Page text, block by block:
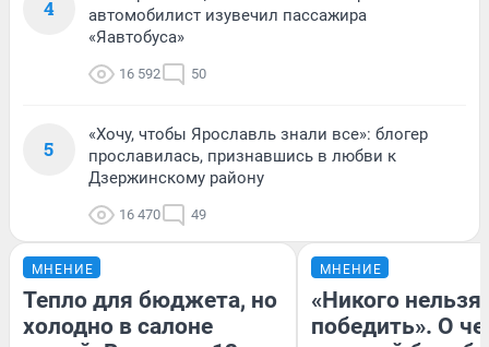
4
автомобилист изувечил пассажира
«Яавтобуса»
16 592 50
5
«Хочу, чтобы Ярославль знали все»: блогер
прославилась, признавшись в любви к
Дзержинскому району
16 470 49
МНЕНИЕ
Тепло для бюджета, но
холодно в салоне
МНЕНИЕ
«Никого нельзя
победить». О